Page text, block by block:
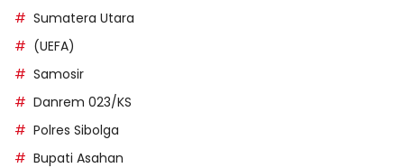
Sumatera Utara
(UEFA)
Samosir
Danrem 023/KS
Polres Sibolga
Bupati Asahan